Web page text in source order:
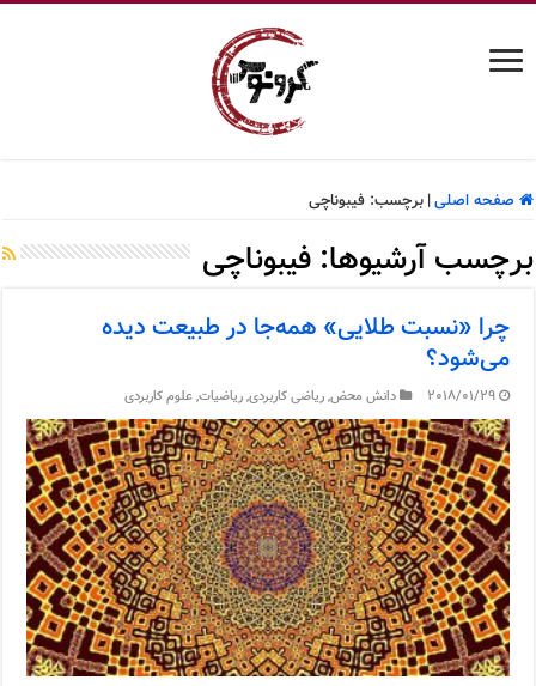
صفحه اصلی| برچسب:فیبوناچی
برچسب آرشیوها:فیبوناچی
چرا «نسبت طلایی» همه‌جا در طبیعت دیده
می‌شود؟
2018/01/29 دانش محض,ریاضی کاربردی,ریاضیات,علوم کاربردی